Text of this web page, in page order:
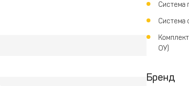
Система
Система
ОУ)
Бренд